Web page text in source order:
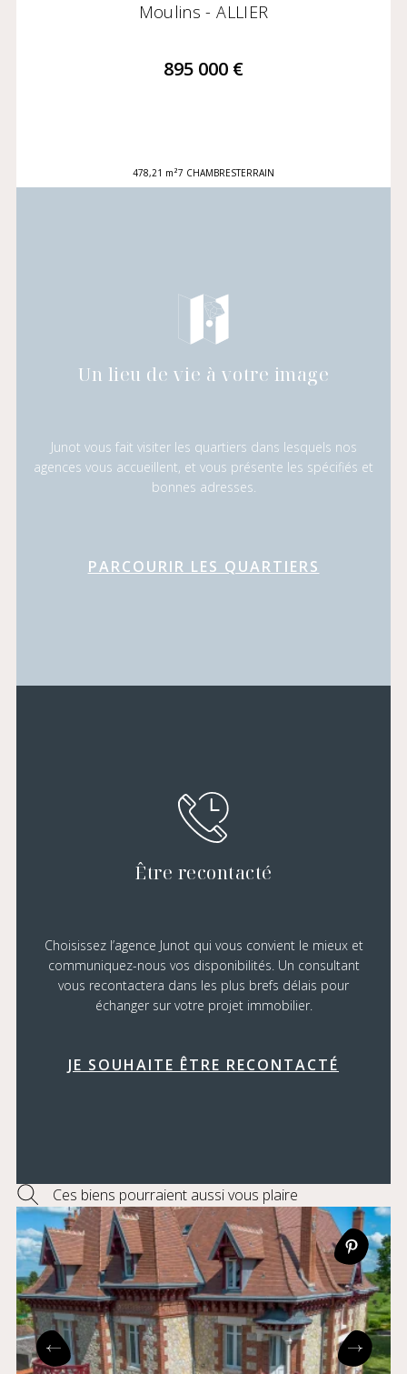
Moulins - ALLIER
895 000 €
478,21 m²7 CHAMBRESTERRAIN
Un lieu de vie à votre image
Junot vous fait visiter les quartiers dans lesquels nos
agences vous accueillent, et vous présente les spécifiés et
bonnes adresses.
PARCOURIR LES QUARTIERS
Être recontacté
Choisissez l’agence Junot qui vous convient le mieux et
communiquez-nous vos disponibilités. Un consultant
vous recontactera dans les plus brefs délais pour
échanger sur votre projet immobilier.
JE SOUHAITE ÊTRE RECONTACTÉ
Ces biens pourraient aussi vous plaire